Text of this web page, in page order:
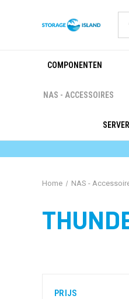
COMPONENTEN
NAS - ACCESSOIRES
Home NAS -
PRIJS